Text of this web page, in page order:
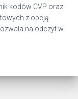
kodów CVP oraz
z opcją
na odczyt w